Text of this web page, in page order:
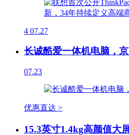
4 07.27
长诚酷爱一体机电脑，
07.23
优惠直达 >
15.3英寸1.4kg高颜值大